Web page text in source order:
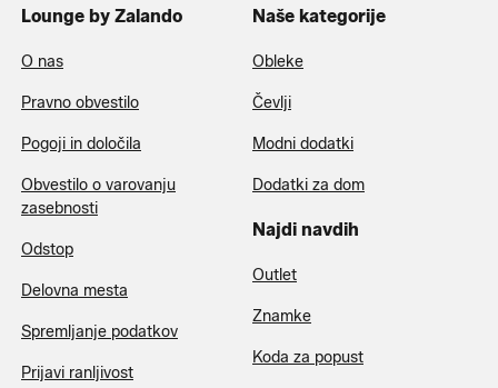
Lounge by Zalando
O nas
Pravno obvestilo
Pogoji in določila
Obvestilo o varovanju
zasebnosti
Odstop
Delovna mesta
Spremljanje podatkov
Prijavi ranljivost
Naše kategorije
Obleke
Čevlji
Modni dodatki
Dodatki za dom
Najdi navdih
Outlet
Znamke
Koda za popust